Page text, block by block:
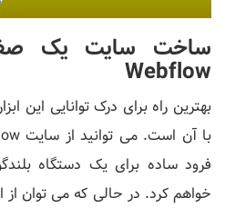
ساخت سایت یک
Webflow
بهترین راه برای درک توانایی این
فرود ساده برای یک دستگاه
خواهم کرد. در حالی که می توان از